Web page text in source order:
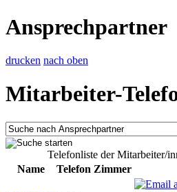
Ansprechpartner
drucken nach oben
Mitarbeiter-
Telefonliste der Mitarbeiter/
Name
Telefon Zimmer